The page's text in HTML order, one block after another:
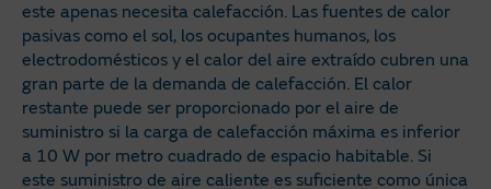
este apenas necesita calefacción. Las fuentes de calor
pasivas como el sol, los ocupantes humanos, los
electrodomésticos y el calor del aire extraído cubren una
gran parte de la demanda de calefacción. El calor
restante puede ser proporcionado por el aire de
suministro si la carga de calefacción máxima es inferior
a 10 W por metro cuadrado de espacio habitable. Si
este suministro de aire caliente es suficiente como única